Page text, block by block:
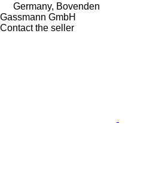
Germany, Bovenden
Gassmann GmbH
Contact the seller